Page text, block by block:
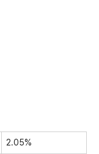
2.05%